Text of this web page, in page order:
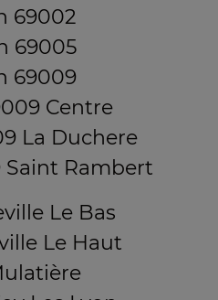
69002
69005
69009
Centre
La Duchere
Saint Rambert
Le Bas
Le Haut